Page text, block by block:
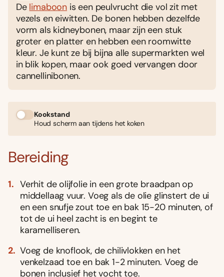
De limaboon is een peulvrucht die vol zit met
vezels en eiwitten. De bonen hebben dezelfde
vorm als kidneybonen, maar zijn een stuk
groter en platter en hebben een roomwitte
kleur. Je kunt ze bij bijna alle supermarkten wel
in blik kopen, maar ook goed vervangen door
cannellinibonen.
Kookstand
Houd scherm aan tijdens het koken
Bereiding
Verhit de olijfolie in een grote braadpan op
middellaag vuur. Voeg als de olie glinstert de ui
en een snufje zout toe en bak 15-20 minuten, of
tot de ui heel zacht is en begint te
karamelliseren.
Voeg de knoflook, de chilivlokken en het
venkelzaad toe en bak 1-2 minuten. Voeg de
bonen inclusief het vocht toe.